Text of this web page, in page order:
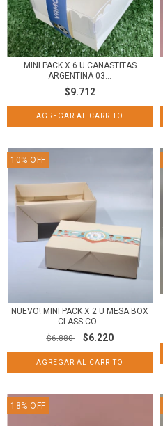
MINI PACK X 6 U CANASTITAS
ARGENTINA 03...
$9.712
10% OFF
NUEVO! MINI PACK X 2 U MESA BOX
CLASS CO...
$6.880
$6.220
18% OFF